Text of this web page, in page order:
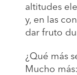
altitudes
y, en las
dar fruto
¿Qué más
Mucho